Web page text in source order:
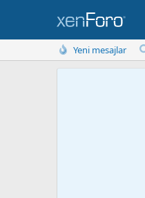
Yeni mesajlar